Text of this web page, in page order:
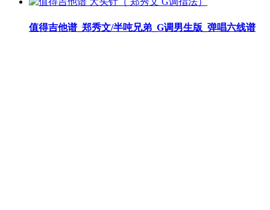
值得吉他谱_郑秀文/半吨兄弟_G调男生版_弹唱六线谱